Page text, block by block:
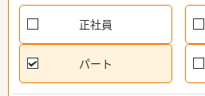
正社員
パート